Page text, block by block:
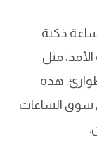
ذكية
مثل
هذه
سوق الساعات